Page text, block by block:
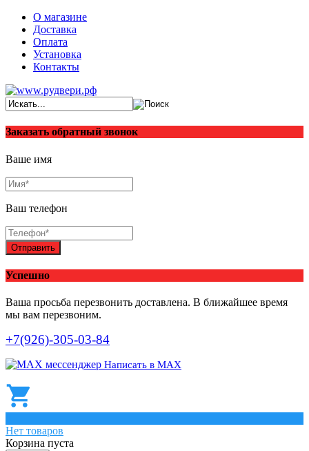
О магазине
Доставка
Оплата
Установка
Контакты
Заказать обратный звонок
Ваше имя
Ваш телефон
Отправить
Успешно
Ваша просьба перезвонить доставлена. В ближайшее время
мы вам перезвоним.
+7(926)-305-03-84
Написать в МАХ
Нет товаров
Корзина пуста